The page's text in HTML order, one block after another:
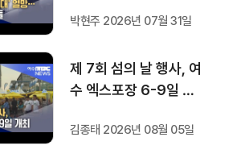
박현주 2026년 07월 31일
제 7회 섬의 날 행사, 여
수 엑스포장 6-9일 개
김종태 2026년 08월 05일